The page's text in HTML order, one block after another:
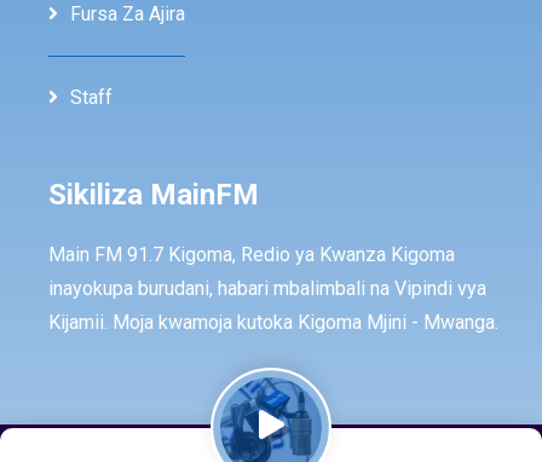
Fursa Za Ajira
Staff
Sikiliza MainFM
Main FM 91.7 Kigoma, Redio ya Kwanza Kigoma
inayokupa burudani, habari mbalimbali na Vipindi vya
Kijamii. Moja kwamoja kutoka Kigoma Mjini - Mwanga.